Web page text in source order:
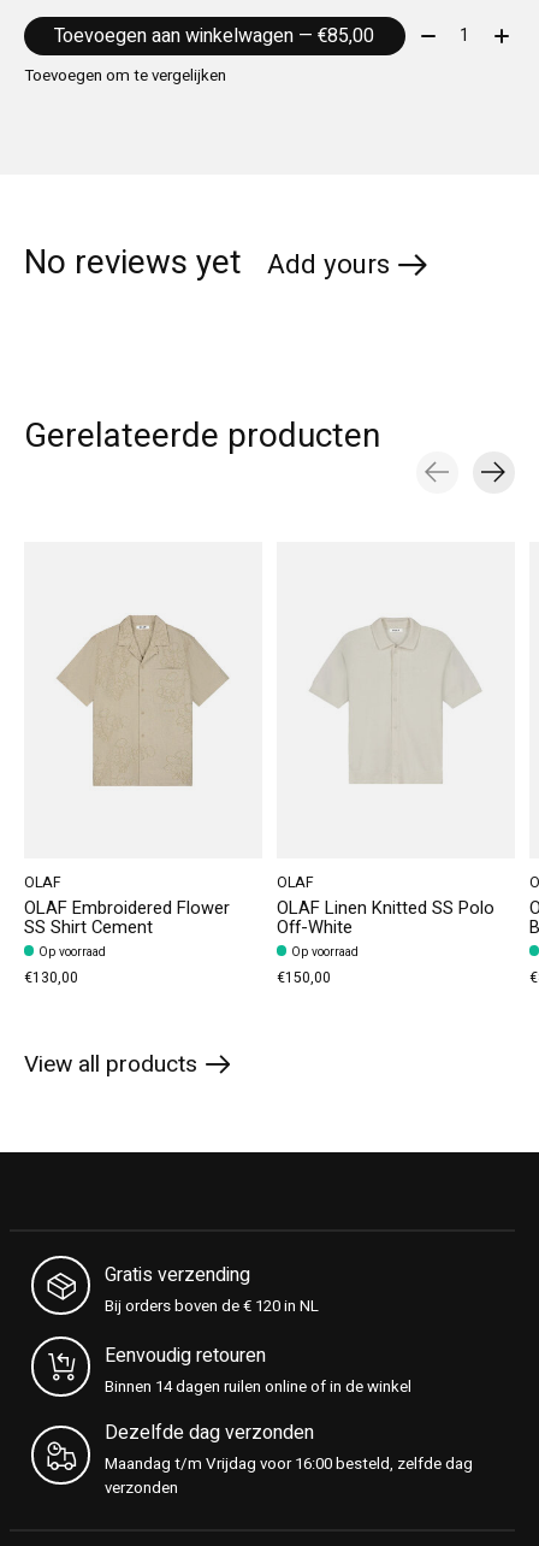
Toevoegen aan winkelwagen — €85,00 Aantal:
Toevoegen om te vergelijken
No reviews yet Add yours
Gerelateerde producten
OLAF
OLAF Embroidered Flower
SS Shirt Cement
Op voorraad
€130,00
OLAF
OLAF Linen Knitted SS Polo
Off-White
Op voorraad
€150,00
View all products
Gratis verzending
Bij orders boven de € 120 in NL
Eenvoudig retouren
Binnen 14 dagen ruilen online of in de winkel
Dezelfde dag verzonden
Maandag t/m Vrijdag voor 16:00 besteld, zelfde dag
verzonden